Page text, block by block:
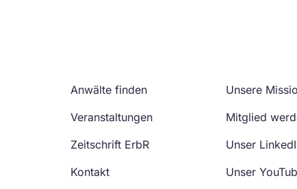
Anwälte finden
Veranstaltungen
Zeitschrift ErbR
Kontakt
Unsere
Mitglied
Unser
Unser